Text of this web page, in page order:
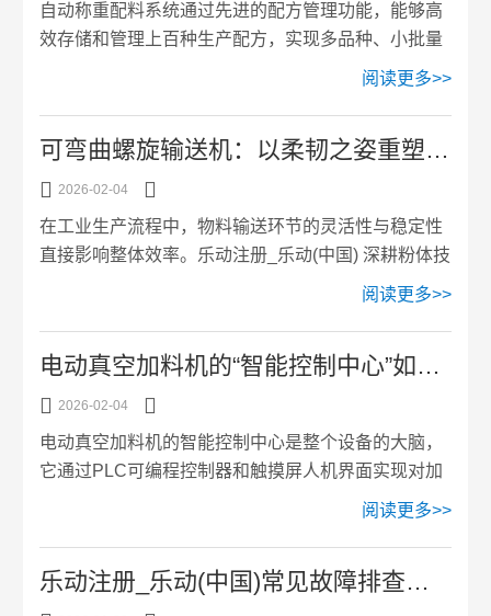
过滤装置，有效避免粉尘飞扬扩散。这不仅能防止药
物成分因粉尘流失影响药效，还能避免粉尘污染生产
自动称重配料系统通过先进的配方管理功能，能够高
效存储和管理上百种生产配方，实现多品种、小批量
的柔性化生产。配方存储架构设计系统采用分层存储
据库进行统一管理。系统支持通过PC端EXCEL格式
批量导入配方数据，大幅提高配方录入效率。每种配
数，系统自动生成配方编号，便于快速检索和调用。
配方数据采用加密存储，防止未经授权的修改，确保
阅读更多>>
可弯曲螺旋输送机：以柔韧之姿重塑工业输送新场景
 2026-02-04 
在工业生产流程中，物料输送环节的灵活性与稳定性
直接影响整体效率。乐动注册_乐动(中国) 深耕粉体技
术领域多年，其研发的可弯曲螺旋输送机以创新结构
设计，突破传统输送设备的空间限制，为复杂工业环
境提供高效、安全的物料移动方案。创新结构：柔韧
质制成的螺旋体，是设备的核心创新。其结构既可适
应直线输送场景，也能在弯曲路径中保持稳定运行，
阅读更多>>
电动真空加料机的“智能控制中心”如何运作？详解其自动化控制流程
 2026-02-04 
电动真空加料机的智能控制中心是整个设备的大脑，
它通过PLC可编程控制器和触摸屏人机界面实现对加
料过程的精确控制。这套系统能够自动完成真空吸
PLC控制器，它通过总线网络连接各种传感器和执行
阅读更多>>
乐动注册_乐动(中国)常见故障排查（吸力减弱、物料阻塞）与日常维护保养规范